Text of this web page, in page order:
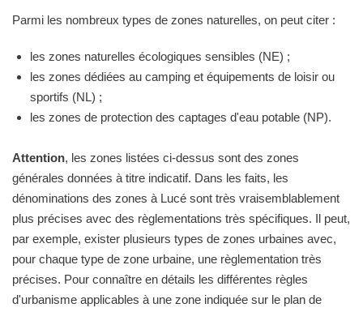
Parmi les nombreux types de zones naturelles, on peut citer :
les zones naturelles écologiques sensibles (NE) ;
les zones dédiées au camping et équipements de loisir ou
sportifs (NL) ;
les zones de protection des captages d'eau potable (NP).
Attention, les zones listées ci-dessus sont des zones
générales données à titre indicatif. Dans les faits, les
dénominations des zones à Lucé sont très vraisemblablement
plus précises avec des règlementations très spécifiques. Il peut,
par exemple, exister plusieurs types de zones urbaines avec,
pour chaque type de zone urbaine, une règlementation très
précises. Pour connaître en détails les différentes règles
d'urbanisme applicables à une zone indiquée sur le plan de